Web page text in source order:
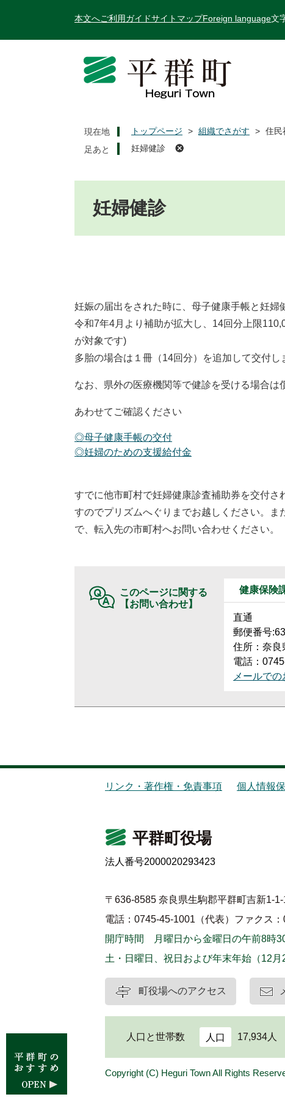
本文へご利用ガイドサイトマップForeign language文
現在地 トップページ > 組織でさがす > 住民
妊婦健診
妊婦健診
妊娠の届出をされた時に、母子健康手帳と妊婦
令和7年4月より補助が拡大し、14回分上限
が対象です)
多胎の場合は１冊（14回分）を追加して交付し
なお、県外の医療機関等で健診を受ける場合は
あわせてご確認ください
◎母子健康手帳の交付
◎妊婦のための支援給付金
すでに他市町村で妊婦健康診査補助券を交付さ
すのでプリズムへぐりまでお越しください。
で、転入先の市町村へお問い合わせください。
このページに関する
【お問い合わせ】
健康保険
直通
郵便番号
住所：奈良
電話：
メールで
リンク・著作権・免責事項 個人情報
平群町役場
法人番号2000020293423
〒636-8585 奈良県生駒郡平群町吉新1-1-
電話：0745-45-1001（代表） ファクス
開庁時間 月曜日から金曜日の午前8時
土・日曜日、祝日および年末年始（12月
町役場へのアクセス
人口と世帯数 人口 17,934人
Copyright (C) Heguri Town All Rights